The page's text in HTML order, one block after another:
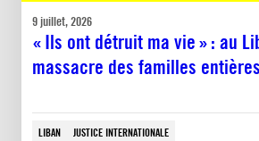
9 juillet, 2026
« Ils ont détruit ma vie » : au
massacre des familles entières
LIBAN
JUSTICE INTERNATIONALE